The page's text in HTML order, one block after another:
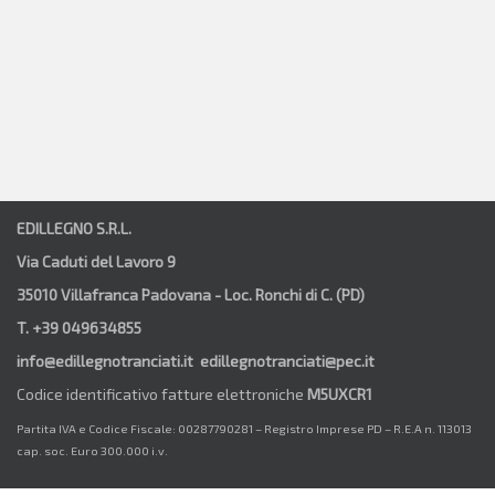
EDILLEGNO S.R.L.
Via Caduti del Lavoro 9
35010 Villafranca Padovana - Loc. Ronchi di C. (PD)
T. +39 049634855
info@edillegnotranciati.it edillegnotranciati@pec.it
Codice identificativo fatture elettroniche M5UXCR1
Partita IVA e Codice Fiscale: 00287790281 – Registro Imprese PD – R.E.A n. 113013
cap. soc. Euro 300.000 i.v.